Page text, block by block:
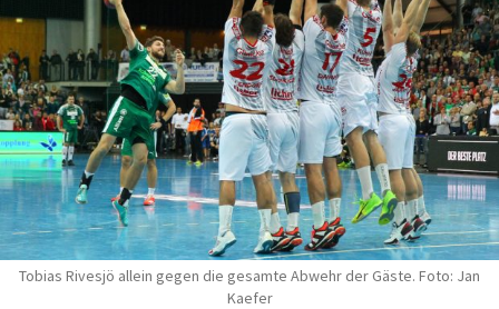
Tobias Rivesjö allein gegen die gesamte Abwehr der Gäste. Foto: Jan
Kaefer